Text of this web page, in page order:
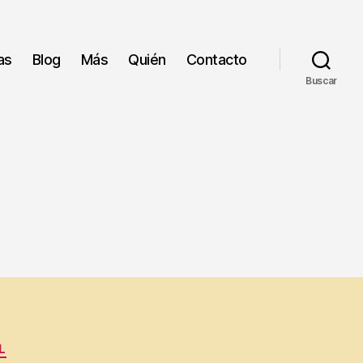
Blog Más Quién Contacto
Buscar